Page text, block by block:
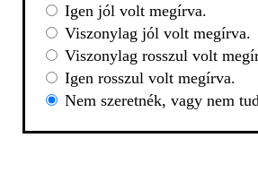
Igen jól volt megírva.
Viszonylag jól volt megírva.
Viszonylag rosszul volt
Igen rosszul volt megírva.
Nem szeretnék, vagy nem